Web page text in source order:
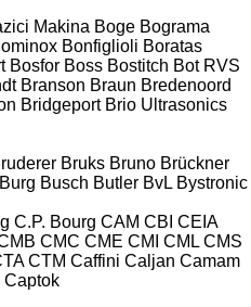
Makina Boge Bograma
Bonfiglioli Boratas
Bosfor Boss Bostitch Bot RVS
Branson Braun Bredenoord
Bridgeport Brio Ultrasonics
Bruks Bruno Brückner
Burg Busch Butler BvL Bystronic
C.P. Bourg CAM CBI CEIA
CMC CME CMI CML CMS
CTM Caffini Caljan Camam
Captok